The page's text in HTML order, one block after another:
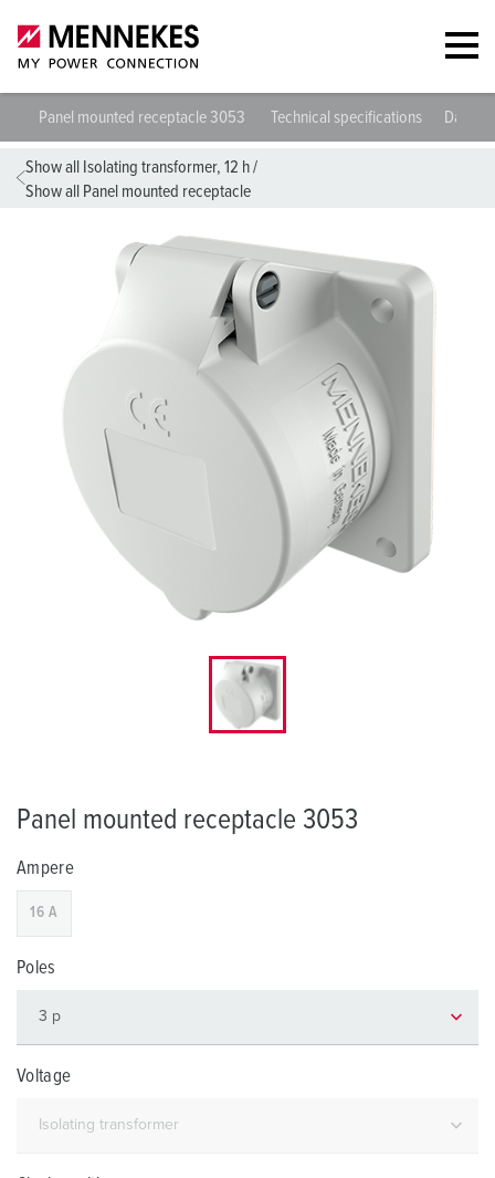
Panel mounted receptacle 3053 Technical specifications
Show all Isolating transformer, 12 h/
Show all Panel mounted receptacle
Panel mounted receptacle 3053
Ampere
16 A
Poles
Voltage